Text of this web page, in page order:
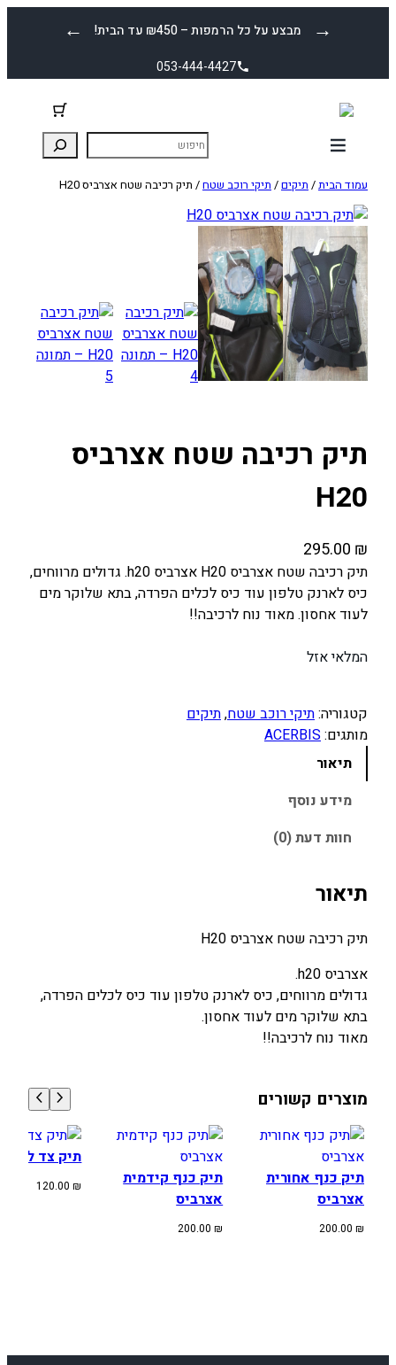
← מבצע על כל הרמפות – ₪450 עד הבית! →
053-444-4427
עמוד הבית/ תיקים/ תיקי רוכב שטח/ תיק רכיבה שטח אצרביס H20
תיק רכיבה שטח אצרביס
H20
295.00 ₪
תיק רכיבה שטח אצרביס H20 אצרביס h20. גדולים מרווחים,
כיס לארנק טלפון עוד כיס לכלים הפרדה, בתא שלוקר מים
לעוד אחסון. מאוד נוח לרכיבה!!
המלאי אזל
קטגוריה:תיקי רוכב שטח, תיקים
מותגים:ACERBIS
תיאור
מידע נוסף
חוות דעת (0)
תיאור
תיק רכיבה שטח אצרביס H20
אצרביס h20.
גדולים מרווחים, כיס לארנק טלפון עוד כיס לכלים הפרדה,
בתא שלוקר מים לעוד אחסון.
מאוד נוח לרכיבה!!
מוצרים קשורים
תיק כנף אחורית
אצרביס
200.00 ₪
תיק כנף קידמית
אצרביס
200.00₪
תיק צד
120.00₪